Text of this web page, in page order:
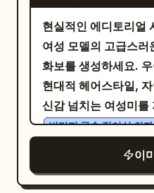
스 슬라이드: 타이틀
진 스타일의 일러스
제품 카드를 보여줍니
구이 또는 꼬치 요리 1
개, 운남 간식 모둠 1
개. 각 카드에는 작은
설명이 있습니다. 5. 공간 기억 슬라이드: 타이
틀 “空间印记”. 오른
물 질감, 식탁이 어우
기, 동일한 배치 논리,
가져야 합니다. 모든
에 잘리거나 떠 있지
은 위치에 있어서는
그리드 레이아웃 전반
스플레이 시스템처럼
트 용기 또한 그릇과
레이 리듬을 따라야
미엄 프레젠테이션을
널 내 구성: 각 패널은
피, 초현실적인 8K 화
글씨로 “Designed
앙에는 작은 흰색 폰
태그라인 삽입.
현실적인 에디토리얼
여성 모델의 고급스러
화보를 생성하세요.
현대적 헤어스타일,
신감 넘치는 여성미를
빈티지 금속 접이식 의자
몸에 딱 맞는 검은색
멀한 액세서리로 구성
이